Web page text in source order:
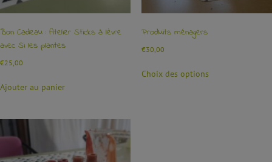
Bon Cadeau : Atelier Sticks à lèvre
avec Si les plantes
€25,00
Ajouter au panier
Produits ménagers
€30,00
Choix des options